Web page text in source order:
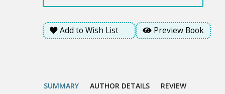
Add to Wish List Preview Book
SUMMARY AUTHOR DETAILS REVIEW